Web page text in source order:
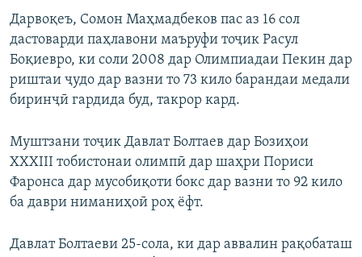
Дарвоқеъ, Сомон Маҳмадбеков пас аз 16 сол
дастоварди паҳлавони маъруфи тоҷик Расул
Боқиевро, ки соли 2008 дар Олимпиадаи Пекин дар
риштаи ҷудо дар вазни то 73 кило барандаи медали
биринҷӣ гардида буд, такрор кард.
Муштзани тоҷик Давлат Болтаев дар Бозиҳои
XXXIII тобистонаи олимпӣ дар шаҳри Пориси
Фаронса дар мусобиқоти бокс дар вазни то 92 кило
ба даври ниманиҳоӣ роҳ ёфт.
Давлат Болтаеви 25-сола, ки дар аввалин рақобаташ